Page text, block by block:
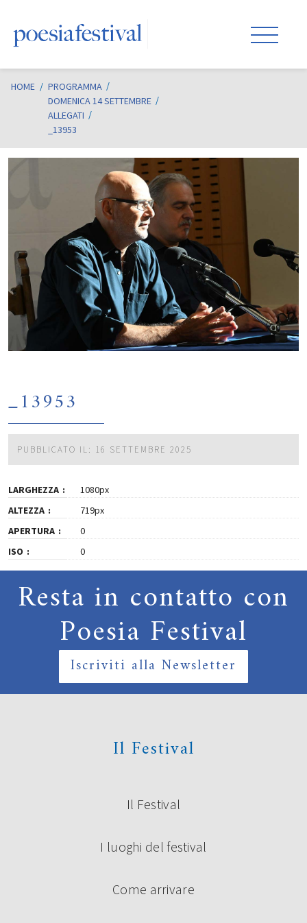
HOME / PROGRAMMA
DOMENICA 14 SETTEMBRE
ALLEGATI
_13953
_13953
PUBBLICATO IL: 16 SETTEMBRE 2025
LARGHEZZA
1080px
ALTEZZA
719px
APERTURA
0
ISO
0
Resta in contatto con
Poesia Festival
Iscriviti alla Newsletter
Il Festival
Il Festival
I luoghi del festival
Come arrivare